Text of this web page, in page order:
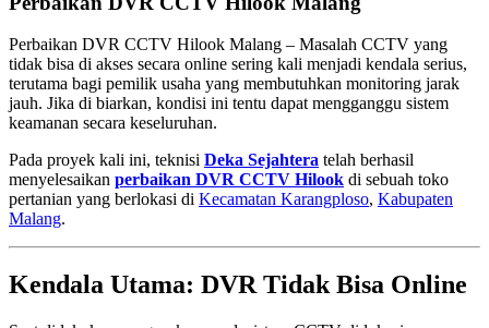
Perbaikan DVR CCTV Hilook Malang – Masalah CCTV yang
tidak bisa di akses secara online sering kali menjadi kendala serius,
terutama bagi pemilik usaha yang membutuhkan monitoring jarak
jauh. Jika di biarkan, kondisi ini tentu dapat mengganggu sistem
keamanan secara keseluruhan.
Pada proyek kali ini, teknisi Deka Sejahtera telah berhasil
menyelesaikan perbaikan DVR CCTV Hilook di sebuah toko
pertanian yang berlokasi di Kecamatan Karangploso, Kabupaten
Malang.
Kendala Utama: DVR Tidak Bisa Online